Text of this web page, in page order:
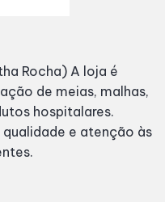
Rocha) A loja é
de meias, malhas,
hospitalares.
e atenção às